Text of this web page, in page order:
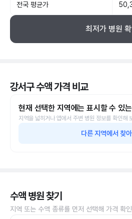
전국 평균가
최저가 병원
강서구 수액 가격 비교
현재 선택한 지역에는 표시할 수 있
지역을 넓히거나 앱에서 주변 병원 정보를 확인해
다른 지역에서 찾아
수액 병원 찾기
지역 또는 수액 종류를 먼저 선택해 가격 확